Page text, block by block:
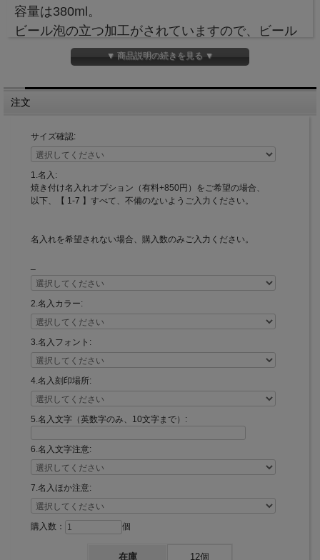
容量は380ml。
ビール泡の立つ加工がされていますので、ビール
をもっと美味しく味わえます。
RayES／レイエス ダブルウォールグラス 本店
直販サイト
▼ 商品説明の続きを見る ▼
注文
サイズ確認:
1.名入:
焼き付け名入れオプション（有料+850円）をご希望の場合、
以下、【 1-7 】すべて、不備のないようご入力ください。
名入れを希望されない場合、購入数のみご入力ください。
2.名入カラー:
3.名入フォント:
4.名入刻印場所:
5.名入文字（英数字のみ、10文字まで）:
6.名入文字注意:
7.名入ほか注意:
購入数： 個
在庫 12個